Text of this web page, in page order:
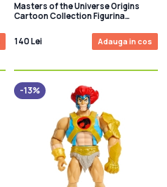
Masters of the Universe Origins
Cartoon Collection Figurina
140 Lei
Adauga in cos
-13%